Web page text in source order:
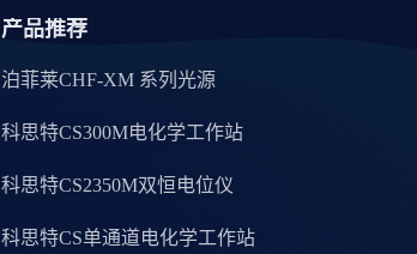
产品推荐
泊菲莱CHF-XM 系列光源
科思特CS300M电化学工作站
科思特CS2350M双恒电位仪
科思特CS单通道电化学工作站